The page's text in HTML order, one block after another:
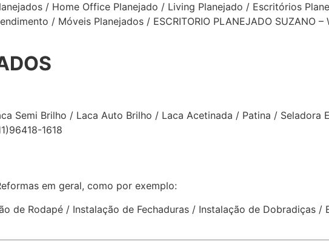
/ Home Office Planejado / Living Planejado / Escritórios
/ Móveis Planejados / ESCRITORIO PLANEJADO SUZANO –
Semi Brilho / Laca Auto Brilho / Laca Acetinada / Patina / Seladora
1618
em geral, como por exemplo:
de Rodapé / Instalação de Fechaduras / Instalação de Dobradiças /